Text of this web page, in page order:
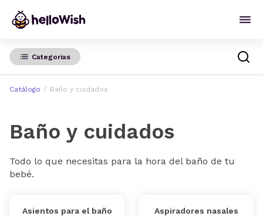
Categorias
Catálogo Baño y cuidados
Baño y cuidados
Todo lo que necesitas para la hora del baño de tu
bebé.
Asientos para el baño Aspiradores nasales